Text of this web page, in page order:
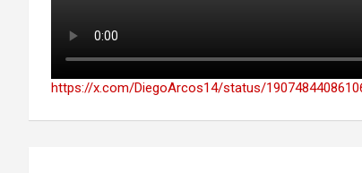
https://x.com/DiegoArcos14/status/